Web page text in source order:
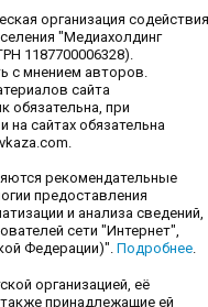
организация содействия
"Медиахолдинг
1187700006328).
с мнением авторов.
сайта
обязательна, при
на сайтах обязательна
рекомендательные
предоставления
и анализа сведений,
сети "Интернет",
Федерации)". Подробнее
организацией, её
принадлежащие ей